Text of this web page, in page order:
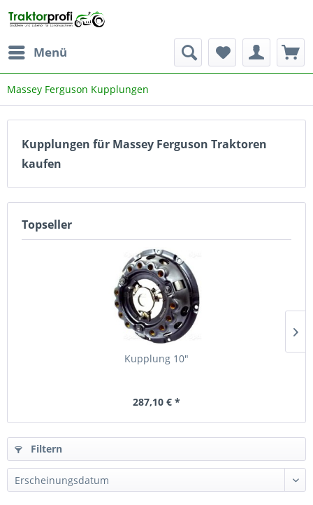
Menü
Massey Ferguson Kupplungen
Kupplungen für Massey Ferguson Traktoren
kaufen
Topseller
Kupplung 10"
287,10 € *
Filtern